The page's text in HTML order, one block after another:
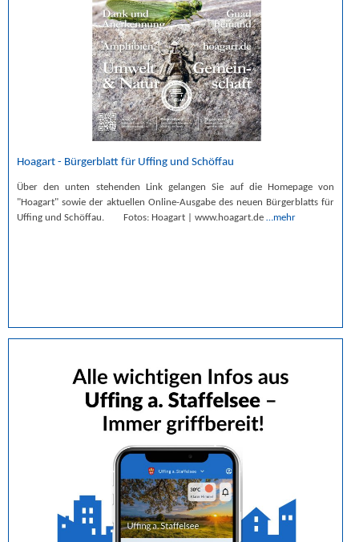
Hoagart - Bürgerblatt für Uffing und Schöffau
Über den unten stehenden Link gelangen Sie auf die Homepage von
"Hoagart" sowie der aktuellen Online-Ausgabe des neuen Bürgerblatts für
Uffing und Schöffau. Fotos: Hoagart | www.hoagart.de …mehr